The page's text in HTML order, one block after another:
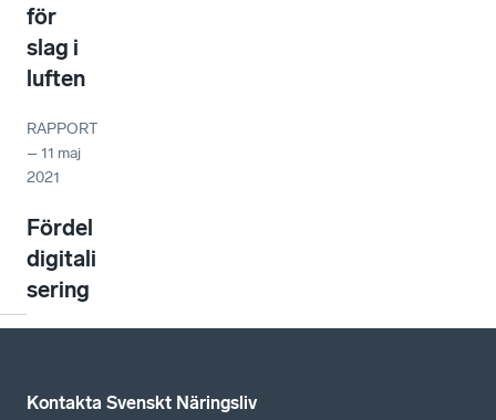
för
slag i
luften
RAPPORT
–11 maj
2021
Fördel
digitali
sering
Kontakta Svenskt Näringsliv